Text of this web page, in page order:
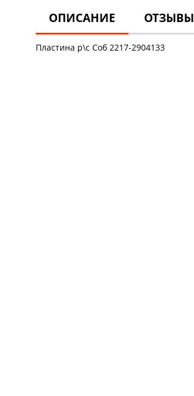
ОПИСАНИЕ
Пластина р\с Соб 2217-2904133